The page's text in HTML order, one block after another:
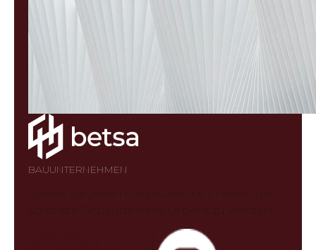
BAUUNTERNEHMEN
Geben Sie jedem Gebäude die Chance, das
schönste Gebäude Ihres Lebens zu werden!